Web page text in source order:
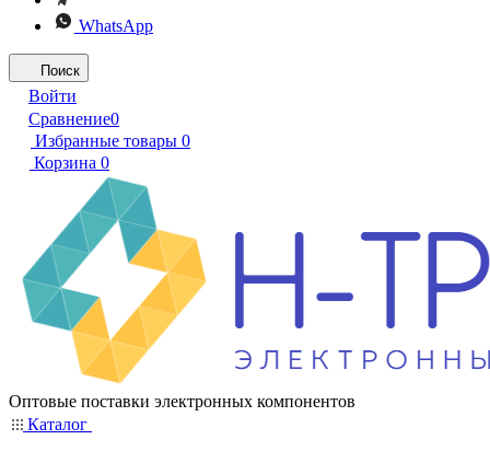
WhatsApp
Поиск
Войти
Сравнение0
Избранные товары 0
Корзина 0
Оптовые поставки электронных компонентов
Каталог